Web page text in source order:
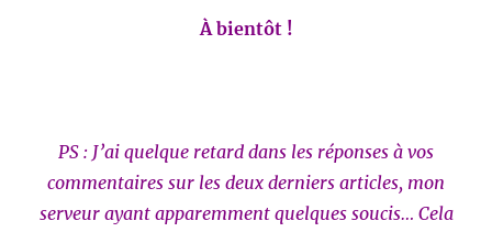
À bientôt !
PS : J’ai quelque retard dans les réponses à vos
commentaires sur les deux derniers articles, mon
serveur ayant apparemment quelques soucis… Cela